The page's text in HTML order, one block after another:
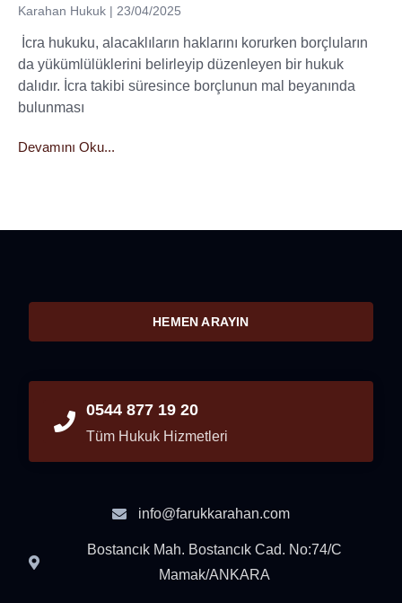
Karahan Hukuk 23/04/2025
İcra hukuku, alacaklıların haklarını korurken borçluların
da yükümlülüklerini belirleyip düzenleyen bir hukuk
dalıdır. İcra takibi süresince borçlunun mal beyanında
bulunması
Devamını Oku...
HEMEN ARAYIN
0544 877 19 20
Tüm Hukuk Hizmetleri
info@farukkarahan.com
Bostancık Mah. Bostancık Cad. No:74/C
Mamak/ANKARA